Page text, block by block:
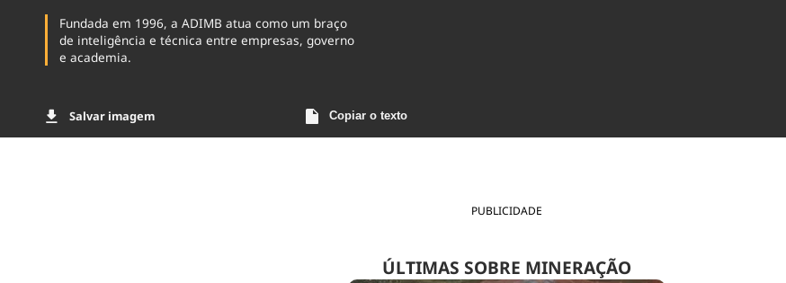
Fundada em 1996, a ADIMB atua como um braço
de inteligência e técnica entre empresas, governo
e academia.
Salvar imagem Copiar o texto
PUBLICIDADE
ÚLTIMAS SOBRE MINERAÇÃO